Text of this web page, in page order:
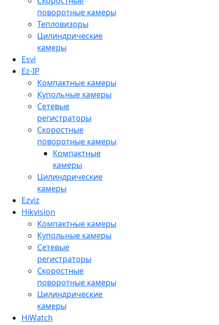
поворотные камеры
Тепловизоры
Цилиндрические
камеры
Esvi
Ez-IP
Компактные камеры
Купольные камеры
Сетевые
регистраторы
Скоростные
поворотные камеры
Компактные
камеры
Цилиндрические
камеры
Ezviz
Hikvision
Компактные камеры
Купольные камеры
Сетевые
регистраторы
Скоростные
поворотные камеры
Цилиндрические
камеры
HiWatch